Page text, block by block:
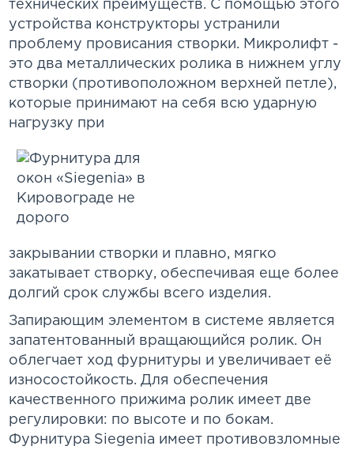
технических преимуществ. С помощью этого
устройства конструкторы устранили
проблему провисания створки. Микролифт -
это два металлических ролика в нижнем углу
створки (противоположном верхней петле),
которые принимают на себя всю ударную
нагрузку при
закрывании створки и плавно, мягко
закатывает створку, обеспечивая еще более
долгий срок службы всего изделия.
Запирающим элементом в системе является
запатентованный вращающийся ролик. Он
облегчает ход фурнитуры и увеличивает её
износостойкость. Для обеспечения
качественного прижима ролик имеет две
регулировки: по высоте и по бокам.
Фурнитура Siegenia имеет противовзломные